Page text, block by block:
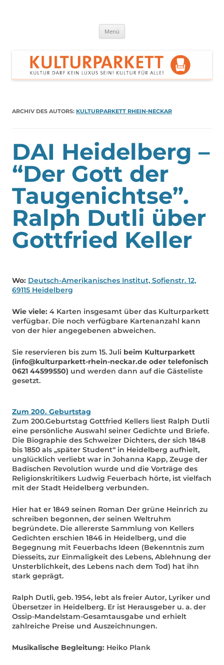
Menü
ARCHIV DES AUTORS: KULTURPARKETT RHEIN-NECKAR
DAI Heidelberg –
“Der Gott der
Taugenichtse”.
Ralph Dutli über
Gottfried Keller
Wo: Deutsch-Amerikanisches Institut, Sofienstr. 12,
69115 Heidelberg
Wie viele: 4 Karten insgesamt über das Kulturparkett
verfügbar. Die noch verfügbare Kartenanzahl kann
von der hier angegebenen abweichen.
Sie reservieren bis zum 15. Juli beim Kulturparkett
(info@kulturparkett-rhein-neckar.de oder telefonisch
0621 44599550) und werden dann auf die Gästeliste
gesetzt.
Zum 200. Geburtstag
Zum 200.Geburtstag Gottfried Kellers liest Ralph Dutli
eine persönliche Auswahl seiner Gedichte und Briefe.
Die Biographie des Schweizer Dichters, der sich 1848
bis 1850 als „später Student“ in Heidelberg aufhielt,
unglücklich verliebt war in Johanna Kapp, Zeuge der
Badischen Revolution wurde und die Vorträge des
Religionskritikers Ludwig Feuerbach hörte, ist vielfach
mit der Stadt Heidelberg verbunden.
Hier hat er 1849 seinen Roman Der grüne Heinrich zu
schreiben begonnen, der seinen Weltruhm
begründete. Die allererste Sammlung von Kellers
Gedichten erschien 1846 in Heidelberg, und die
Begegnung mit Feuerbachs Ideen (Bekenntnis zum
Diesseits, zur Einmaligkeit des Lebens, Ablehnung der
Unsterblichkeit, des Lebens nach dem Tod) hat ihn
stark geprägt.
Ralph Dutli, geb. 1954, lebt als freier Autor, Lyriker und
Übersetzer in Heidelberg. Er ist Herausgeber u. a. der
Ossip-Mandelstam-Gesamtausgabe und erhielt
zahlreiche Preise und Auszeichnungen.
Musikalische Begleitung: Heiko Plank